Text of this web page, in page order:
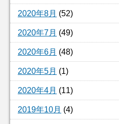
2020年8月 (52)
2020年7月 (49)
2020年6月 (48)
2020年5月 (1)
2020年4月 (11)
2019年10月 (4)